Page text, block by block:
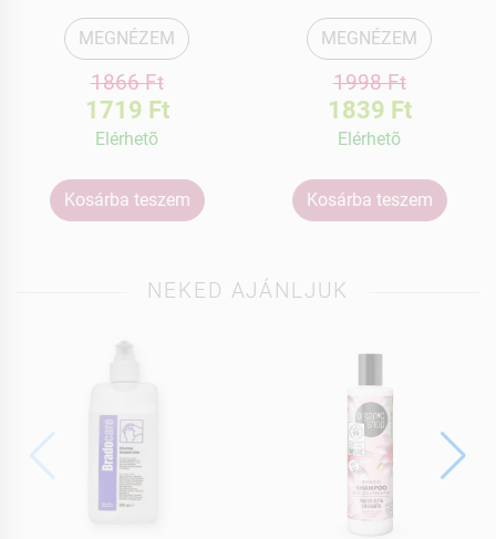
MEGNÉZEM
1866 Ft
1719 Ft
Elérhetõ
Kosárba teszem
MEGNÉZEM
1998 Ft
1839 Ft
Elérhetõ
Kosárba teszem
NEKED AJÁNLJUK